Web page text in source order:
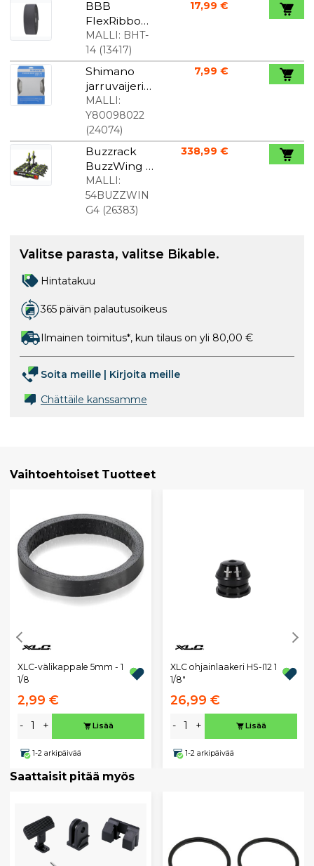
BBB
FlexRibbon
-
ohjaustang
on teppi
geelillä
Musta
MALLI: BHT-
14(13417)
17,99 €
Shimano
jarruvaijeris
arja MTB:lle
musta
MALLI:
Y80098022
(24074)
7,99 €
Buzzrack
BuzzWing 4
pyöräteline
pyörälle
MALLI:
54BUZZWIN
G4(26383)
338,99 €
Valitse parasta, valitse Bikable.
Hintatakuu
365 päivän palautusoikeus
Ilmainen toimitus*, kun tilaus on yli 80,00 €
Soita meille | Kirjoita meille
Chättäile kanssamme
Vaihtoehtoiset Tuotteet
XLC-välikappale 5mm - 1
1/8
2,99 €
- + Lisää
1-2 arkipäivää
XLC ohjainlaakeri HS-I12 1
1/8"
26,99 €
- + Lisää
1-2 arkipäivää
Saattaisit pitää myös